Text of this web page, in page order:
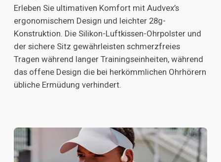
Erleben Sie ultimativen Komfort mit Audvex’s
ergonomischem Design und leichter 28g-
Konstruktion. Die Silikon-Luftkissen-Ohrpolster und
der sichere Sitz gewährleisten schmerzfreies
Tragen während langer Trainingseinheiten, während
das offene Design die bei herkömmlichen Ohrhörern
übliche Ermüdung verhindert.